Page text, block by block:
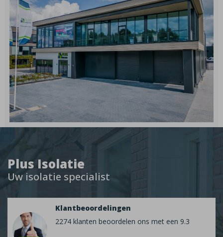
Plus Isolatie
Uw isolatie specialist
Klantbeoordelingen
2274 klanten beoordelen ons met een 9.3